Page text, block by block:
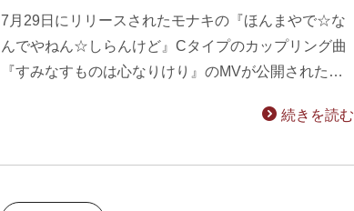
7月29日にリリースされたモナキの『ほんまやで☆な
んでやねん☆しらんけど』Cタイプのカップリング曲
『すみなすものは心なりけり』のMVが公開された…
続きを読む